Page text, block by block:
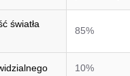
światła
85%
10%